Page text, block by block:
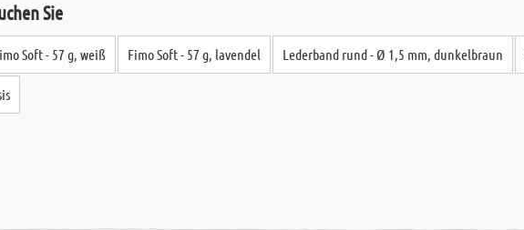
Sie
Soft - 57 g, weiß Fimo Soft - 57 g, lavendel Lederband rund - Ø 1,5 mm, dunkelbraun